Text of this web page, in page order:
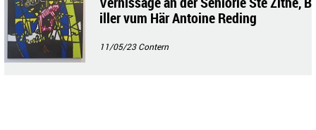
iller vum Här Antoine Reding
11/05/23Contern